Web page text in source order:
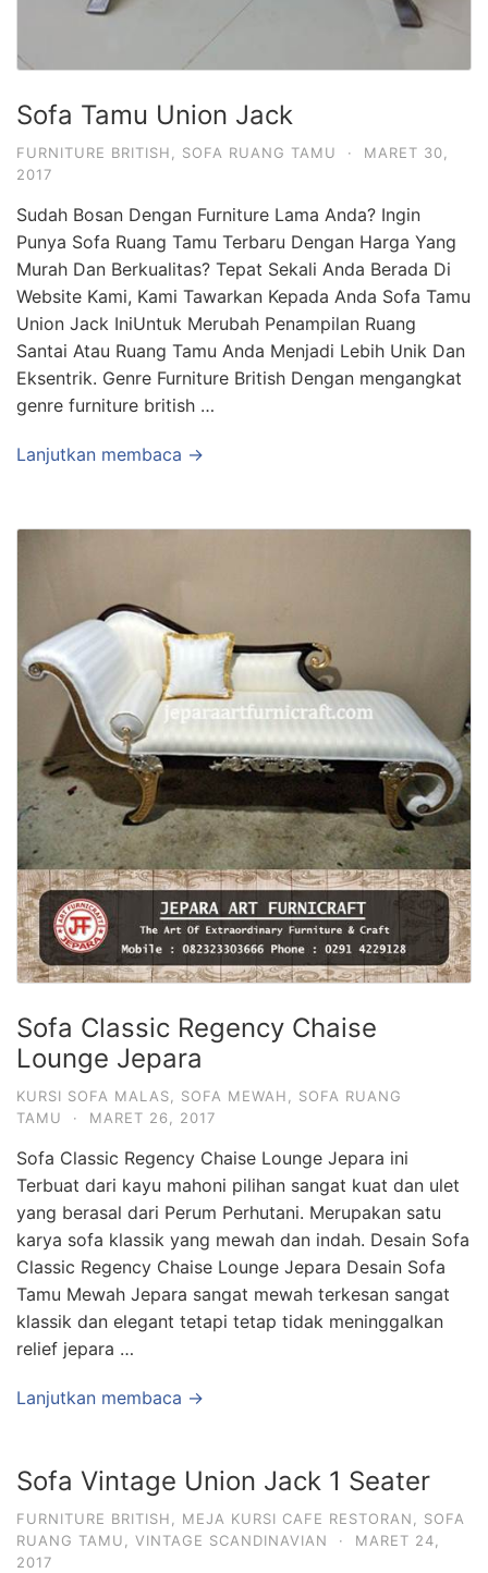
Sofa Tamu Union Jack
FURNITURE BRITISH, SOFA RUANG TAMU ·
MARET 30,
2017
Sudah Bosan Dengan Furniture Lama Anda? Ingin
Punya Sofa Ruang Tamu Terbaru Dengan Harga Yang
Murah Dan Berkualitas? Tepat Sekali Anda Berada Di
Website Kami, Kami Tawarkan Kepada Anda Sofa Tamu
Union Jack IniUntuk Merubah Penampilan Ruang
Santai Atau Ruang Tamu Anda Menjadi Lebih Unik Dan
Eksentrik. Genre Furniture British Dengan mengangkat
genre furniture british …
Lanjutkan membaca →
Sofa Classic Regency Chaise
Lounge Jepara
KURSI SOFA MALAS, SOFA MEWAH, SOFA RUANG
TAMU
· MARET 26, 2017
Sofa Classic Regency Chaise Lounge Jepara ini
Terbuat dari kayu mahoni pilihan sangat kuat dan ulet
yang berasal dari Perum Perhutani. Merupakan satu
karya sofa klassik yang mewah dan indah. Desain Sofa
Classic Regency Chaise Lounge Jepara Desain Sofa
Tamu Mewah Jepara sangat mewah terkesan sangat
klassik dan elegant tetapi tetap tidak meninggalkan
relief jepara …
Lanjutkan membaca →
Sofa Vintage Union Jack 1 Seater
FURNITURE BRITISH, MEJA KURSI CAFE RESTORAN, SOFA
RUANG TAMU, VINTAGE SCANDINAVIAN ·
MARET 24,
2017